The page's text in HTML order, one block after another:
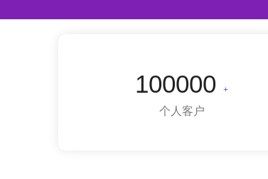
100000+
个人客户